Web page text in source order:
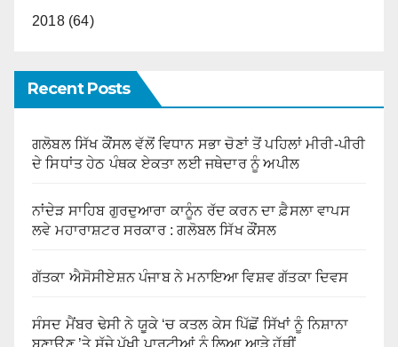
2018 (64)
Recent Posts
ਗਲੋਬਲ ਸਿੱਖ ਕੌਂਸਲ ਵੱਲੋਂ ਵਿਧਾਨ ਸਭਾ ਚੋਣਾਂ ਤੋਂ ਪਹਿਲਾਂ ਮੀਰੀ-ਪੀਰੀ
ਦੇ ਸਿਧਾਂਤ ਹੇਠ ਪੰਥਕ ਏਕਤਾ ਲਈ ਜਥੇਦਾਰ ਨੂੰ ਅਪੀਲ
ਨਾਂਦੇੜ ਸਾਹਿਬ ਗੁਰਦੁਆਰਾ ਕਾਨੂੰਨ ਰੱਦ ਕਰਨ ਦਾ ਫ਼ੈਸਲਾ ਵਾਪਸ
ਲਵੇ ਮਹਾਰਾਸ਼ਟਰ ਸਰਕਾਰ : ਗਲੋਬਲ ਸਿੱਖ ਕੌਂਸਲ
ਗੱਤਕਾ ਐਸੋਸੀਏਸ਼ਨ ਪੰਜਾਬ ਨੇ ਮਨਾਇਆ ਵਿਸ਼ਵ ਗੱਤਕਾ ਦਿਵਸ
ਸੰਸਦ ਮੈਂਬਰ ਢੇਸੀ ਨੇ ਯੂਕੇ ‘ਚ ਕਤਲ ਕੇਸ ਪਿੱਛੋਂ ਸਿੱਖਾਂ ਨੂੰ ਨਿਸ਼ਾਨਾ
ਬਣਾਉਣ ’ਤੇ ਸੱਜੇ ਪੱਖੀ ਪਾਰਟੀਆਂ ਨੂੰ ਲਿਆ ਆੜੇ ਹੱਥੀਂ